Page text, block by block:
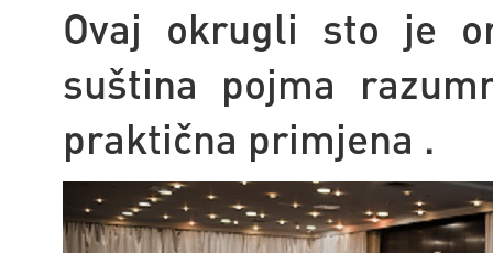
Ovaj okrugli sto je
suština pojma
praktična primjena .